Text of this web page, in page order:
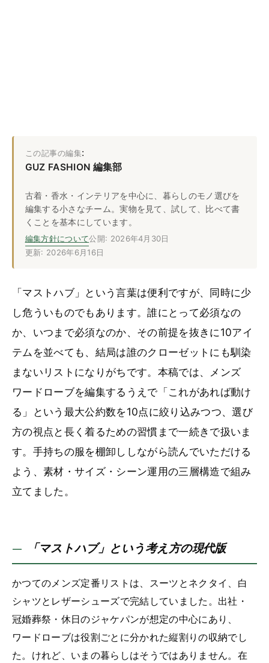
この記事の編集:
GUZ FASHION 編集部
古着・香水・インテリアを中心に、暮らしのモノ選びを
編集する小さなチーム。実物を見て、試して、比べて書
くことを基本にしています。
編集方針について公開: 2026年4月30日
更新: 2026年6月16日
「マストハブ」という言葉は便利ですが、同時に少
し危ういものでもあります。誰にとって必須なの
か、いつまで必須なのか、その前提を抜きに10アイ
テムを並べても、結局は誰のクローゼットにも馴染
まないリストになりがちです。本稿では、メンズ
ワードローブを編集するうえで「これがあれば動け
る」という最大公約数を10点に絞り込みつつ、選び
方の視点と長く着るための習慣まで一続きで扱いま
す。手持ちの服を棚卸ししながら読んでいただける
よう、素材・サイズ・シーン運用の三層構造で組み
立てました。
「マストハブ」という考え方の現代版
かつてのメンズ定番リストは、スーツとネクタイ、白
シャツとレザーシューズで完結していました。出社・
冠婚葬祭・休日のジャケパンが想定の中心にあり、
ワードローブは役割ごとに分かれた縦割りの収納でし
た。けれど、いまの暮らしはそうではありません。在